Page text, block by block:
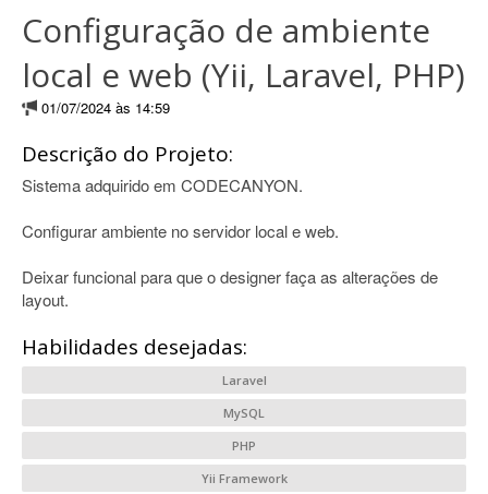
Configuração de ambiente
local e web (Yii, Laravel, PHP)
01/07/2024 às 14:59
Descrição do Projeto:
Sistema adquirido em CODECANYON.
Configurar ambiente no servidor local e web.
Deixar funcional para que o designer faça as alterações de
layout.
Habilidades desejadas:
Laravel
MySQL
PHP
Yii Framework